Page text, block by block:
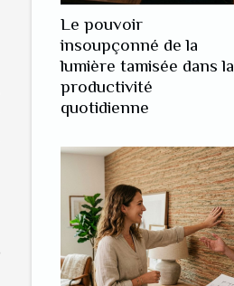
Le pouvoir
insoupçonné de la
lumière tamisée dans la
productivité
quotidienne